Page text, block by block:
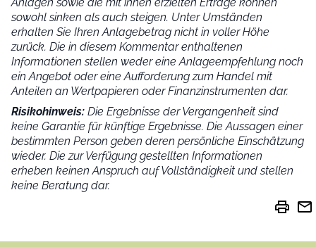
sowohl sinken als auch steigen. Unter Umständen
erhalten Sie Ihren Anlagebetrag nicht in voller Höhe
zurück. Die in diesem Kommentar enthaltenen
Informationen stellen weder eine Anlageempfehlung noch
ein Angebot oder eine Aufforderung zum Handel mit
Anteilen an Wertpapieren oder Finanzinstrumenten dar.
Risikohinweis: Die Ergebnisse der Vergangenheit sind
keine Garantie für künftige Ergebnisse. Die Aussagen einer
bestimmten Person geben deren persönliche Einschätzung
wieder. Die zur Verfügung gestellten Informationen
erheben keinen Anspruch auf Vollständigkeit und stellen
keine Beratung dar.
print mail